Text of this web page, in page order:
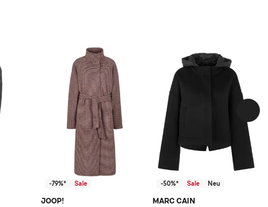
-79%* Sale
JOOP!
-50%* Sale Neu
MARC CAIN